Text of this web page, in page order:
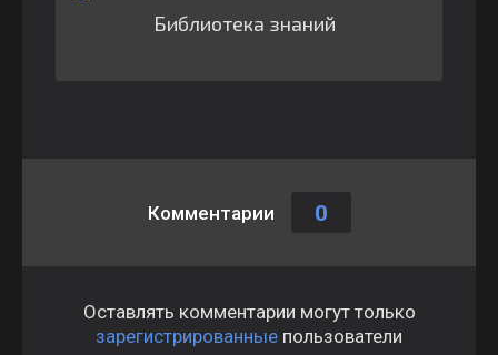
Библиотека знаний
Комментарии 0
Оставлять комментарии могут только
зарегистрированные пользователи